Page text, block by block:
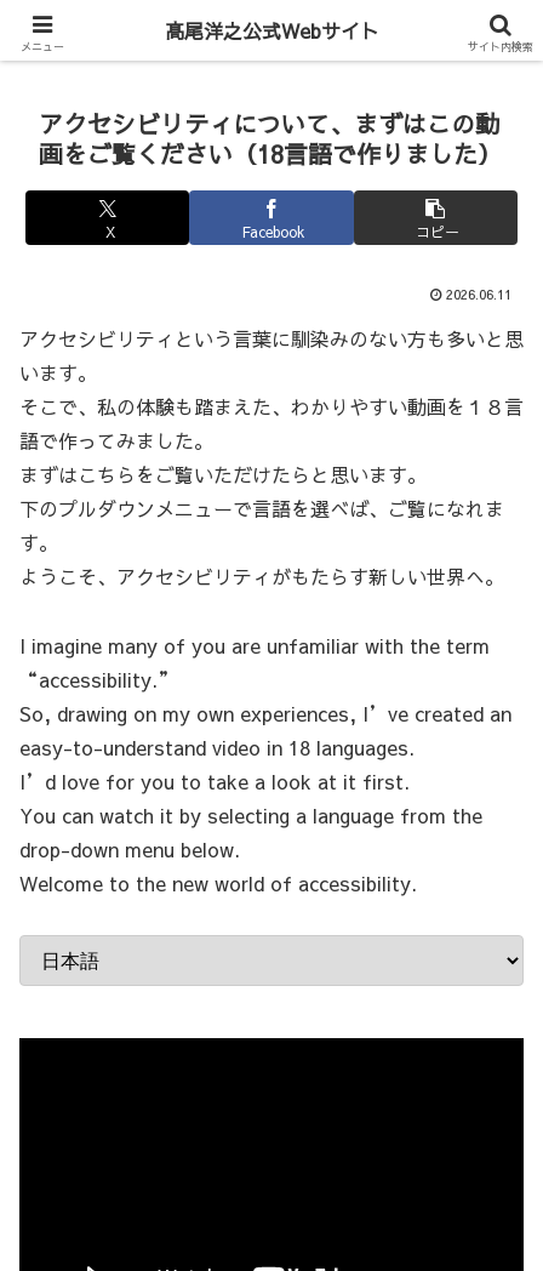
Hiroyuki Takao Official Web
アクセシビリティについて、まずはこの動
画をご覧ください（18言語で作りました）
X Facebook コピー
2026.06.11
アクセシビリティという言葉に馴染みのない方も多いと思
います。
そこで、私の体験も踏まえた、わかりやすい動画を１８言
語で作ってみました。
まずはこちらをご覧いただけたらと思います。
下のプルダウンメニューで言語を選べば、ご覧になれま
す。
ようこそ、アクセシビリティがもたらす新しい世界へ。
I imagine many of you are unfamiliar with the term
“accessibility.”
So, drawing on my own experiences, I’ve created an
easy-to-understand video in 18 languages.
I’d love for you to take a look at it first.
You can watch it by selecting a language from the
drop-down menu below.
Welcome to the new world of accessibility.
メニュー
髙尾洋之公式Webサイト
サイト内検索